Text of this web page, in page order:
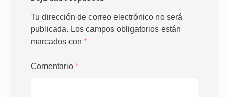
Tu dirección de correo electrónico no será
publicada. Los campos obligatorios están
marcados con *
Comentario *